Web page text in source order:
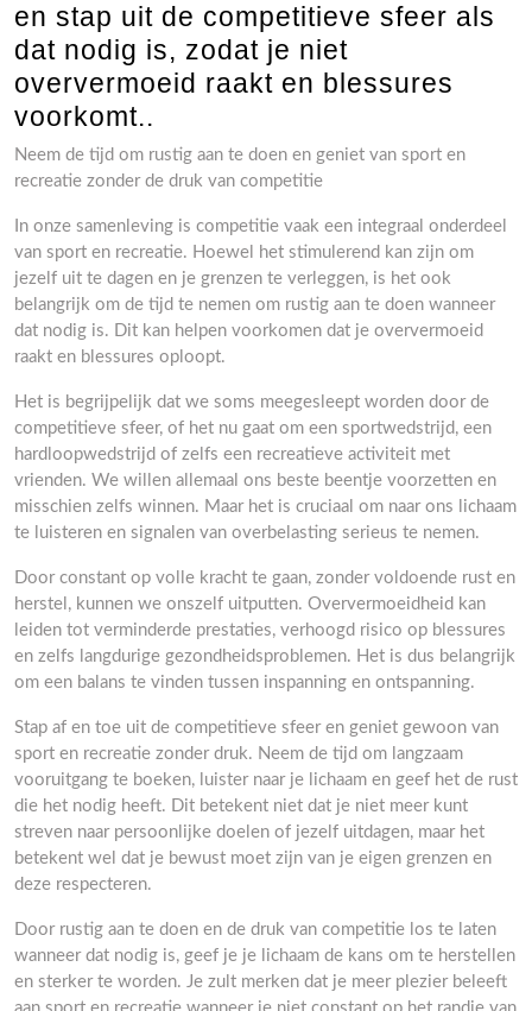
en stap uit de competitieve sfeer als
dat nodig is, zodat je niet
oververmoeid raakt en blessures
voorkomt..
Neem de tijd om rustig aan te doen en geniet van sport en
recreatie zonder de druk van competitie
In onze samenleving is competitie vaak een integraal onderdeel
van sport en recreatie. Hoewel het stimulerend kan zijn om
jezelf uit te dagen en je grenzen te verleggen, is het ook
belangrijk om de tijd te nemen om rustig aan te doen wanneer
dat nodig is. Dit kan helpen voorkomen dat je oververmoeid
raakt en blessures oploopt.
Het is begrijpelijk dat we soms meegesleept worden door de
competitieve sfeer, of het nu gaat om een sportwedstrijd, een
hardloopwedstrijd of zelfs een recreatieve activiteit met
vrienden. We willen allemaal ons beste beentje voorzetten en
misschien zelfs winnen. Maar het is cruciaal om naar ons lichaam
te luisteren en signalen van overbelasting serieus te nemen.
Door constant op volle kracht te gaan, zonder voldoende rust en
herstel, kunnen we onszelf uitputten. Oververmoeidheid kan
leiden tot verminderde prestaties, verhoogd risico op blessures
en zelfs langdurige gezondheidsproblemen. Het is dus belangrijk
om een balans te vinden tussen inspanning en ontspanning.
Stap af en toe uit de competitieve sfeer en geniet gewoon van
sport en recreatie zonder druk. Neem de tijd om langzaam
vooruitgang te boeken, luister naar je lichaam en geef het de rust
die het nodig heeft. Dit betekent niet dat je niet meer kunt
streven naar persoonlijke doelen of jezelf uitdagen, maar het
betekent wel dat je bewust moet zijn van je eigen grenzen en
deze respecteren.
Door rustig aan te doen en de druk van competitie los te laten
wanneer dat nodig is, geef je je lichaam de kans om te herstellen
en sterker te worden. Je zult merken dat je meer plezier beleeft